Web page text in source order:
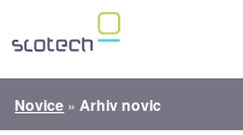
Novice » Arhiv novic